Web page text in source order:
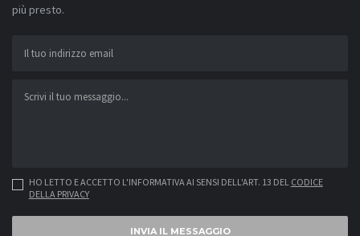
più presto.
HO LETTO E ACCETTO L'INFORMATIVA AI SENSI DELL'ART. 13 DEL CODICE
DELLA PRIVACY
INVIA IL MESSAGGIO